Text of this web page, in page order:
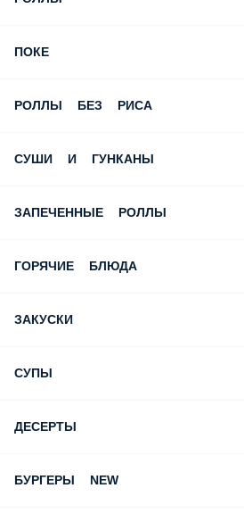
ПОКЕ
РОЛЛЫ БЕЗ РИСА
СУШИ И ГУНКАНЫ
ЗАПЕЧЕННЫЕ РОЛЛЫ
ГОРЯЧИЕ БЛЮДА
ЗАКУСКИ
СУПЫ
ДЕСЕРТЫ
БУРГЕРЫ NEW